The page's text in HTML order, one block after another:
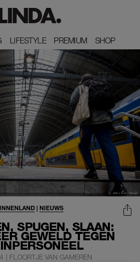
LIFESTYLE
LIFESTYLE PREMIUM
PREMIUM SHOP
SHOP
SPUGEN, SLAAN:
GEWELD TEGEN
| NIEUWS
| FLOORTJE VAN GAMEREN